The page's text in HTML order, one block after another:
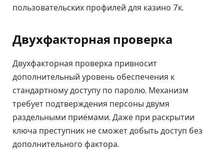
пользовательских профилей для казино 7к.
Двухфакторная проверка
Двухфакторная проверка привносит
дополнительный уровень обеспечения к
стандартному доступу по паролю. Механизм
требует подтверждения персоны двумя
раздельными приёмами. Даже при раскрытии
ключа преступник не сможет добыть доступ без
дополнительного фактора.